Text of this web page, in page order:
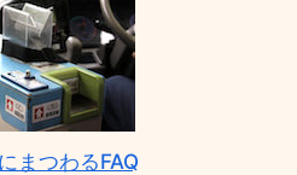
まつわるFAQ